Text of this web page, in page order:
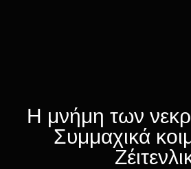
Η μνήμη των
Συμμαχικά